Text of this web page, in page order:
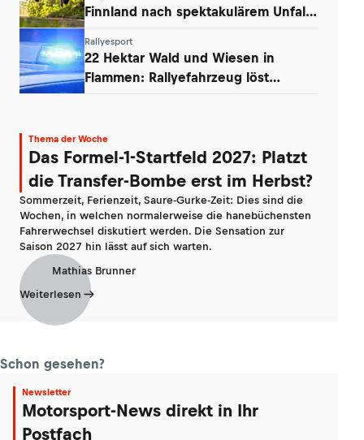
Finnland nach spektakulärem Unfall
Rallyesport
22 Hektar Wald und Wiesen in
Flammen: Rallyefahrzeug löst
Thema der Woche
Das Formel-1-Startfeld 2027: Platzt
die Transfer-Bombe erst im Herbst?
Sommerzeit, Ferienzeit, Saure-Gurke-Zeit: Dies sind die
Wochen, in welchen normalerweise die hanebüchensten
Fahrerwechsel diskutiert werden. Die Sensation zur
Saison 2027 hin lässt auf sich warten.
Mathias Brunner
Weiterlesen
Schon gesehen?
Newsletter
Motorsport-News direkt in Ihr
Postfach